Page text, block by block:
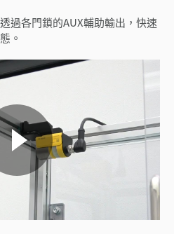
過各門鎖的AUX輔助輸出，快速
。